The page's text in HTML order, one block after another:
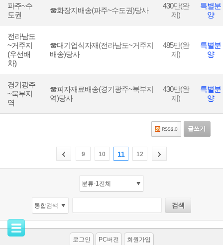
파주~수
도권
☎화장지배송(파주~수도권)당사
430만(완
제)
특별분
양
전라남도
~거주지
(우선배
차)
☎대기업식자재(전라남도~거주지
배송)당사
485만(완
제)
특별분
양
경기광주
~북부지
역
☎피자재료배송(경기광주~북부지
역)당사
430만(완
제)
특별분
양
글쓰기
9 10 11 12
로그인 PC버전 회원가입